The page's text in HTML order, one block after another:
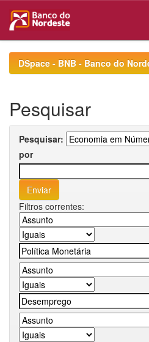
navigationDSpace - BNB - Banco do
Pesquisar
Pesquisar:
por
Filtros correntes: